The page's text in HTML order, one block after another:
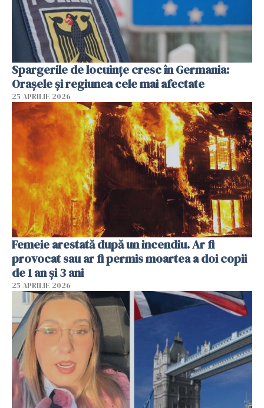
Spargerile de locuințe cresc în Germania:
Orașele și regiunea cele mai afectate
25 APRILIE 2026
Femeie arestată după un incendiu. Ar fi
provocat sau ar fi permis moartea a doi copii
de 1 an și 3 ani
25 APRILIE 2026